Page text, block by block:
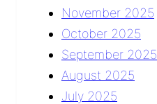
November 2025
October 2025
September 2025
August 2025
July 2025